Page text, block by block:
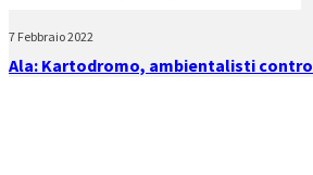
7 Febbraio 2022
Ala: Kartodromo, ambientalisti contro